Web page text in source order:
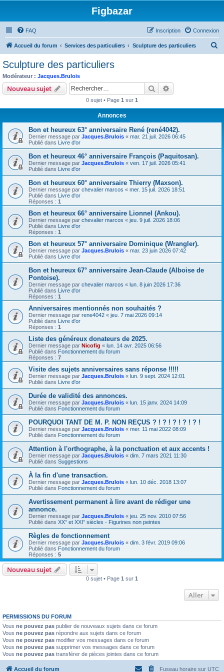
Figbazar
FAQ Connexion
Inscription
Accueil du forum Services des particuliers Sculpture des particuliers
Sculpture des particuliers
Modérateur : Jacques.Brulois
Nouveau sujet Rechercher
0 sujet • Page 1 sur 1
Annonces
Bon et heureux 63° anniversaire René (rené4042).
Dernier message par Jacques.Brulois « mar. 21 juil. 2026 06:45
Publié dans Livre d'or
Bon et heureux 46° anniversaire François (Paquitosan).
Dernier message par Jacques.Brulois « ven. 17 juil. 2026 05:41
Publié dans Livre d'or
Bon et heureux 60° anniversaire Thierry (Maxson).
Dernier message par chevalier marcos « mer. 15 juil. 2026 18:51
Publié dans Livre d'or
Réponses : 1
Bon et heureux 66° anniversaire Lionnel (Ankou).
Dernier message par chevalier marcos « jeu. 9 juil. 2026 18:06
Publié dans Livre d'or
Réponses : 1
Bon et heureux 57° anniversaire Dominique (Wrangler).
Dernier message par Jacques.Brulois « mar. 23 juin 2026 07:42
Publié dans Livre d'or
Bon et heureux 67° anniversaire Jean-Claude (Alboise de
Pontoise).
Dernier message par chevalier marcos « lun. 8 juin 2026 17:36
Publié dans Livre d'or
Réponses : 1
Anniversaires mentionnés non souhaités ?
Dernier message par rene4042 « jeu. 7 mai 2026 09:14
Publié dans Livre d'or
Réponses : 1
Liste des généreux donateurs de 2025.
Dernier message par Nicofig « lun. 14 avr. 2025 06:56
Publié dans Fonctionnement du forum
Réponses : 7
Visite des sujets anniversaires sans réponse !!!!!
Dernier message par Jacques.Brulois « lun. 9 sept. 2024 12:01
Publié dans Livre d'or
Durée de validité des annonces.
Dernier message par Jacques.Brulois « lun. 15 janv. 2024 14:09
Publié dans Fonctionnement du forum
POURQUOI TANT DE M. P. NON REÇUS ? ! ? ! ? ! ? ! ? !
Dernier message par Jacques.Brulois « mer. 11 mai 2022 08:09
Publié dans Fonctionnement du forum
Attention à l'orthographe, à la ponctuation et aux accents !
Dernier message par Jacques.Brulois « dim. 7 mars 2021 11:30
Publié dans Suggestions
À la fin d'une transaction.
Dernier message par Jacques.Brulois « lun. 10 déc. 2018 13:07
Publié dans Fonctionnement du forum
Avertissement permanent à lire avant de rédiger une
annonce.
Dernier message par Jacques.Brulois « jeu. 25 nov. 2010 07:56
Publié dans XX° et XXI° siècles - Figurines non peintes
Règles de fonctionnement
Dernier message par Jacques.Brulois « dim. 3 févr. 2019 09:06
Publié dans Fonctionnement du forum
Réponses : 5
Nouveau sujet
0 sujet • Page 1 sur 1
Aller
PERMISSIONS DU FORUM
Vous ne pouvez pas publier de nouveaux sujets dans ce forum
Vous ne pouvez pas répondre aux sujets dans ce forum
Vous ne pouvez pas modifier vos messages dans ce forum
Vous ne pouvez pas supprimer vos messages dans ce forum
Vous ne pouvez pas transférer de pièces jointes dans ce forum
Accueil du forum Fuseau horaire sur UTC